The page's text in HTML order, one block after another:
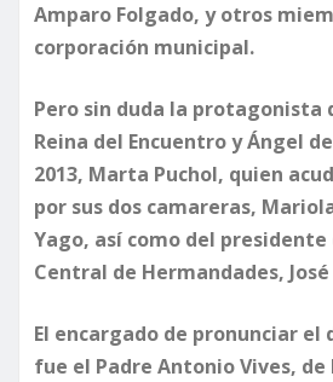
Amparo Folgado, y otros
corporación municipal.
​Pero sin duda la protagonista
Reina del Encuentro y Ángel
2013, Marta Puchol, quien
por sus dos camareras,
Yago, así como del presidente
Central de Hermandades,
​El encargado de pronunciar el
fue el Padre Antonio Vives, de